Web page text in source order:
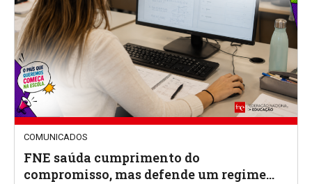
COMUNICADOS
FNE saúda cumprimento do
compromisso, mas defende um regime